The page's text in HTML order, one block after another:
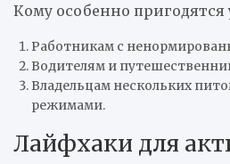
Кому особенно
Работникам с
Водителям и
Владельцам нескольких
режимами.
Лайфхаки для